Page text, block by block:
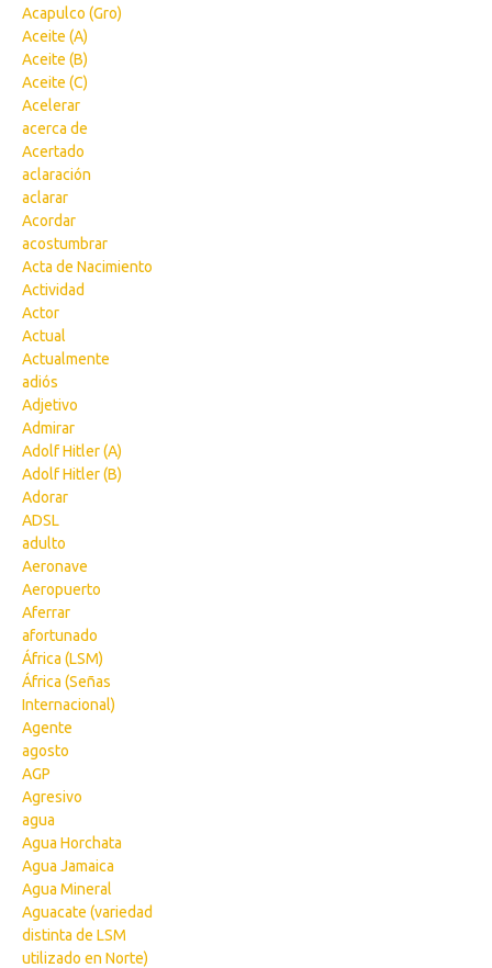
Acapulco (Gro)
Aceite (A)
Aceite (B)
Aceite (C)
Acelerar
acerca de
Acertado
aclaración
aclarar
Acordar
acostumbrar
Acta de Nacimiento
Actividad
Actor
Actual
Actualmente
adiós
Adjetivo
Admirar
Adolf Hitler (A)
Adolf Hitler (B)
Adorar
ADSL
adulto
Aeronave
Aeropuerto
Aferrar
afortunado
África (LSM)
África (Señas
Internacional)
Agente
agosto
AGP
Agresivo
agua
Agua Horchata
Agua Jamaica
Agua Mineral
Aguacate (variedad
distinta de LSM
utilizado en Norte)